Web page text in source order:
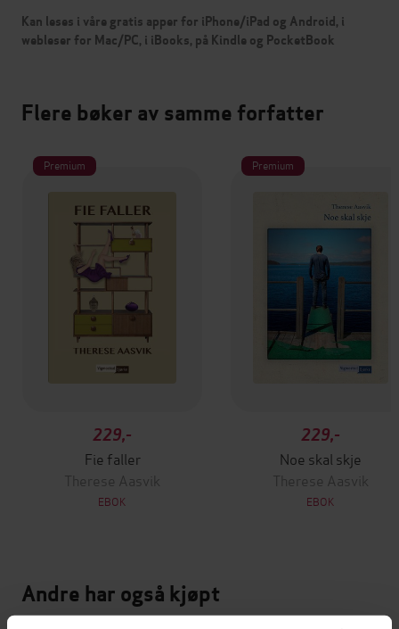
Kan leses i våre gratis apper for iPhone/iPad og Android, i
webleser for Mac/PC, i iBooks, på Kindle og PocketBook
Flere bøker av samme forfatter
Premium
229,-
Fie faller
Therese Aasvik
EBOK
Premium
229,-
Noe skal skje
Therese Aasvik
EBOK
Andre har også kjøpt